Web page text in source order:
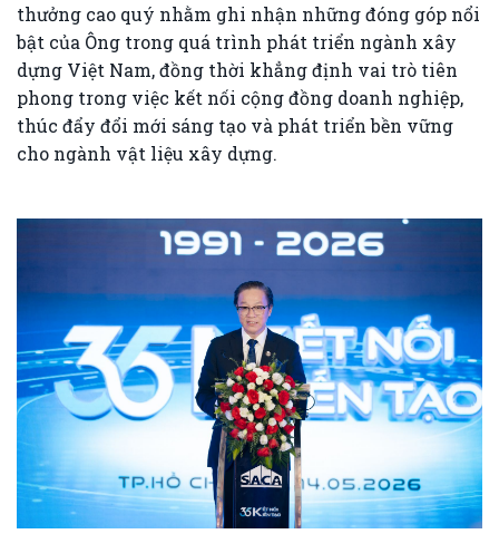
thưởng cao quý nhằm ghi nhận những đóng góp nổi
bật của Ông trong quá trình phát triển ngành xây
dựng Việt Nam, đồng thời khẳng định vai trò tiên
phong trong việc kết nối cộng đồng doanh nghiệp,
thúc đẩy đổi mới sáng tạo và phát triển bền vững
cho ngành vật liệu xây dựng.